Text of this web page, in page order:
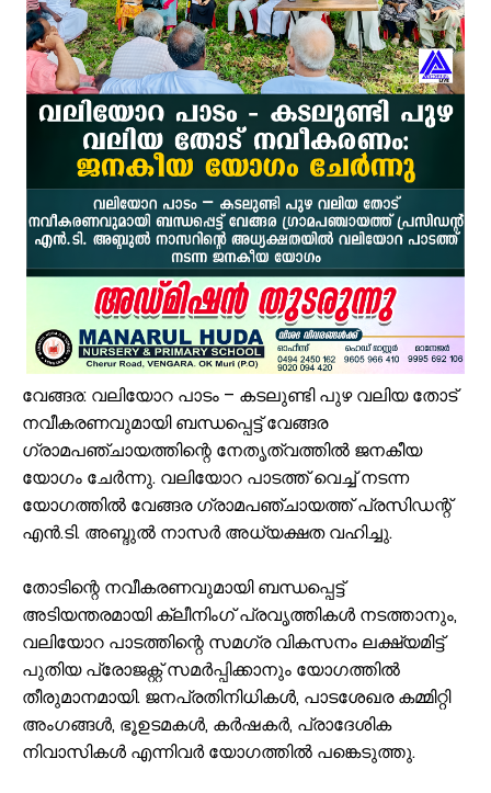
പ്രമുഖ സമസ്ത - കെഎംസിസി നേതാവ് പുള്ളാട്ട് അബ്ദുള്ള മൗലവി
ആയിരത്തോളം സഡാക്കോ കൊക്കുകൾ നിർമ്മിച്ച് കുറ്റൂർ
പാണക്കാട്ട് മണ്ണിടിച്ചിൽ; അനധികൃത പാറ പൊട്ടിക്കലാണ്
വേങ്ങര മണ്ഡലം പ്രവാസി ലീഗ് അംഗത്വ പ്രചാരണത്തിന്
കരിപ്പൂർ വിമാന ദുരന്തത്തിന് ഇന്ന് 6 വയസ്സ്; വലിയ വിമാനങ്ങളുടെ
ജോലിസ്ഥലത്ത് വെള്ളപ്പൊക്കം; അസമിൽ മരിച്ച തിരൂരങ്ങാടി
പായലും ചെളിയും മൂടി റോഡുകൾ; പ്രളയാനന്തര ജാഗ്രതയിൽ
ക്ഷേമ പെൻഷൻ ഇനി വീടുകളിലെത്തില്ല; സഹകരണ സംഘങ്ങളെ
പാണക്കാട് എടയപ്പാലം മണ്ണിടിച്ചിൽ രക്ഷാപ്രവർത്തനം: മികച്ച
സഹജീവനം ഡിസബിലിറ്റി സെൻസസ്: വേങ്ങരയിൽ എൻ.എസ്.എസ്
വേങ്ങര: വലിയോറ പാടം – കടലുണ്ടി പുഴ വലിയ തോട്
നവീകരണവുമായി ബന്ധപ്പെട്ട് വേങ്ങര
ഗ്രാമപഞ്ചായത്തിന്റെ നേതൃത്വത്തിൽ ജനകീയ
യോഗം ചേർന്നു. വലിയോറ പാടത്ത് വെച്ച് നടന്ന
യോഗത്തിൽ വേങ്ങര ഗ്രാമപഞ്ചായത്ത് പ്രസിഡന്റ്
എൻ.ടി. അബ്ദുൽ നാസർ അധ്യക്ഷത വഹിച്ചു.
തോടിന്റെ നവീകരണവുമായി ബന്ധപ്പെട്ട്
അടിയന്തരമായി ക്ലീനിംഗ് പ്രവൃത്തികൾ നടത്താനും,
വലിയോറ പാടത്തിന്റെ സമഗ്ര വികസനം ലക്ഷ്യമിട്ട്
പുതിയ പ്രോജക്റ്റ് സമർപ്പിക്കാനും യോഗത്തിൽ
തീരുമാനമായി. ജനപ്രതിനിധികൾ, പാടശേഖര കമ്മിറ്റി
അംഗങ്ങൾ, ഭൂഉടമകൾ, കർഷകർ, പ്രാദേശിക
നിവാസികൾ എന്നിവർ യോഗത്തിൽ പങ്കെടുത്തു.